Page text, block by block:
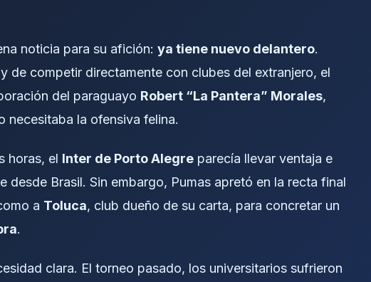
noticia para su afición: ya tiene nuevo delantero.
de competir directamente con clubes del extranjero, el
del paraguayo Robert “La Pantera” Morales,
necesitaba la ofensiva felina.
horas, el Inter de Porto Alegre parecía llevar ventaja e
desde Brasil. Sin embargo, Pumas apretó en la recta final
a Toluca, club dueño de su carta, para concretar un
.
clara. El torneo pasado, los universitarios sufrieron